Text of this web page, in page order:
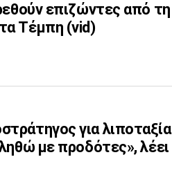
επιζώντες από τη
Τέμπη (vid)
για λιποταξία
με προδότες», λέει